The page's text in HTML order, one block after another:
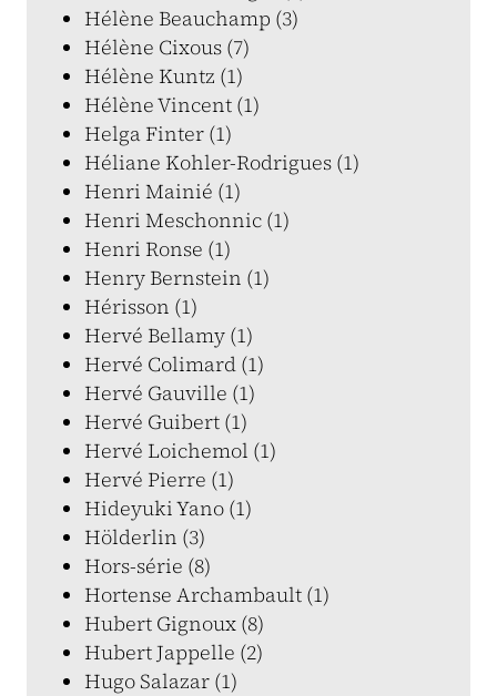
Hélène Beauchamp (3)
Hélène Cixous (7)
Hélène Kuntz (1)
Hélène Vincent (1)
Helga Finter (1)
Héliane Kohler-Rodrigues (1)
Henri Mainié (1)
Henri Meschonnic (1)
Henri Ronse (1)
Henry Bernstein (1)
Hérisson (1)
Hervé Bellamy (1)
Hervé Colimard (1)
Hervé Gauville (1)
Hervé Guibert (1)
Hervé Loichemol (1)
Hervé Pierre (1)
Hideyuki Yano (1)
Hölderlin (3)
Hors-série (8)
Hortense Archambault (1)
Hubert Gignoux (8)
Hubert Jappelle (2)
Hugo Salazar (1)